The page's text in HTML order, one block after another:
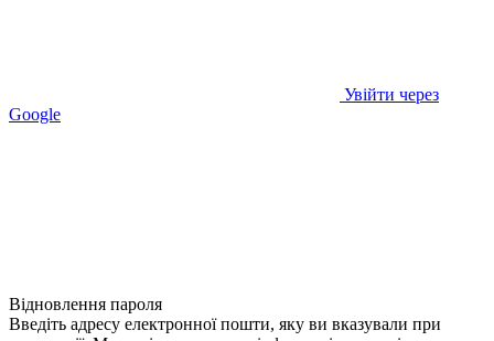
Увійти через
Google
Відновлення пароля
Введіть адресу електронної пошти, яку ви вказували при